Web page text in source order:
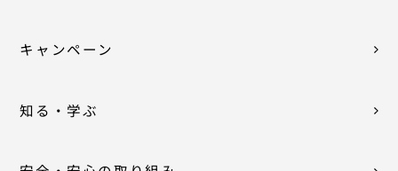
キャンペーン
知る・学ぶ